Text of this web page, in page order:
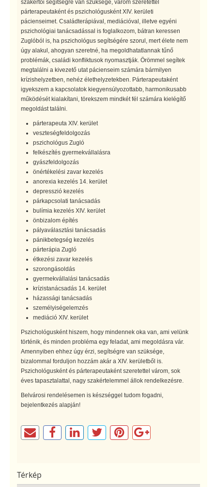
szakértői segítségre van szüksége, várom szeretettel
párterapeutaként és pszichológusként XIV. kerületi
pácienseimet. Családterápiával, mediációval, illetve egyéni
pszichológiai tanácsadással is foglalkozom, bátran keressen
Zuglóból is, ha pszichológus segítségére szorul, mert élete nem
úgy alakul, ahogyan szeretné, ha megoldhatatlannak tűnő
problémák, családi konfliktusok nyomasztják. Örömmel segítek
megtalálni a kivezető utat pácienseim számára bármilyen
krízishelyzetben, nehéz élethelyzetekben. Párterapeutaként
igyekszem a kapcsolatok kiegyensúlyozottabb, harmonikusabb
működését kialakítani, törekszem mindkét fél számára kielégítő
megoldást találni.
párterapeuta XIV. kerület
veszteségfeldolgozás
pszichológus Zugló
felkészítés gyermekvállalásra
gyászfeldolgozás
önértékelési zavar kezelés
anorexia kezelés 14. kerület
depresszió kezelés
párkapcsolati tanácsadás
bulímia kezelés XIV. kerület
önbizalom építés
pályaválasztási tanácsadás
pánikbetegség kezelés
párterápia Zugló
étkezési zavar kezelés
szorongásoldás
gyermekvállalási tanácsadás
krízistanácsadás 14. kerület
házassági tanácsadás
személyiségelemzés
mediáció XIV. kerület
Pszichológusként hiszem, hogy mindennek oka van, ami velünk
történik, és minden probléma egy feladat, ami megoldásra vár.
Amennyiben ehhez úgy érzi, segítségre van szüksége,
bizalommal forduljon hozzám akár a XIV. kerületből is.
Pszichológusként és párterapeutaként szeretettel várom, sok
éves tapasztalattal, nagy szakértelemmel állok rendelkezésre.
Belvárosi rendelésemen is készséggel tudom fogadni,
bejelentkezés alapján!
Térkép